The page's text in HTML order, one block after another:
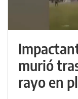
murió
rayo en